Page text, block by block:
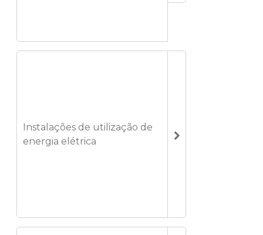
Instalações de utilização de
energia elétrica